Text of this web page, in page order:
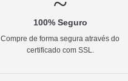
100% Seguro
Compre de forma segura através do
certificado com SSL.